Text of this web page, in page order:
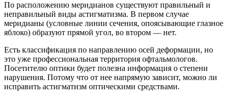
По расположению меридианов существуют правильный и
неправильный виды астигматизма. В первом случае
меридианы (условные линии сечения, опоясывающие глазное
яблоко) образуют прямой угол, во втором — нет.
Есть классификация по направлению осей деформации, но
это уже профессиональная территория офтальмологов.
Посетителю оптики будет полезна информация о степени
нарушения. Потому что от нее напрямую зависит, можно ли
исправить астигматизм оптическими средствами.